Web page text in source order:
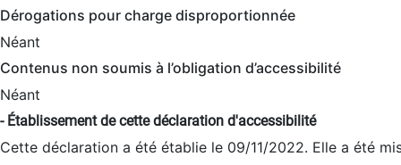
Dérogations pour charge disproportionnée
Néant
Contenus non soumis à l’obligation d’accessibilité
Néant
- Établissement de cette déclaration d'accessibilité
Cette déclaration a été établie le 09/11/2022. Elle a été